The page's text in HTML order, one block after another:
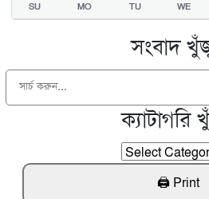
SU MO TU WE
সংবাদ
ক্যাটাগরি